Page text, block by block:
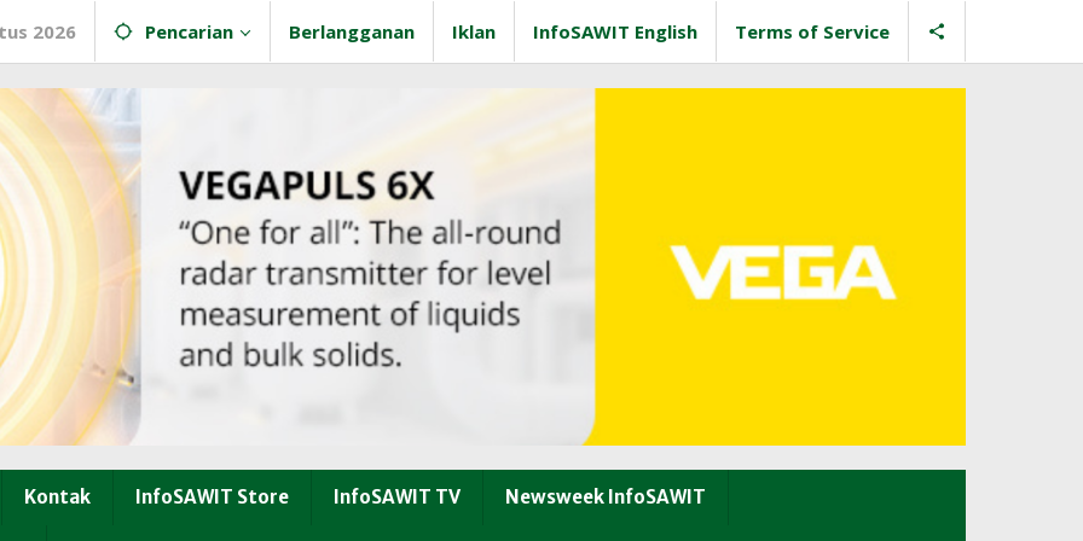
2026 Pencarian Berlangganan Iklan InfoSAWIT English Terms of Service
Kontak InfoSAWIT Store InfoSAWIT TV Newsweek InfoSAWIT